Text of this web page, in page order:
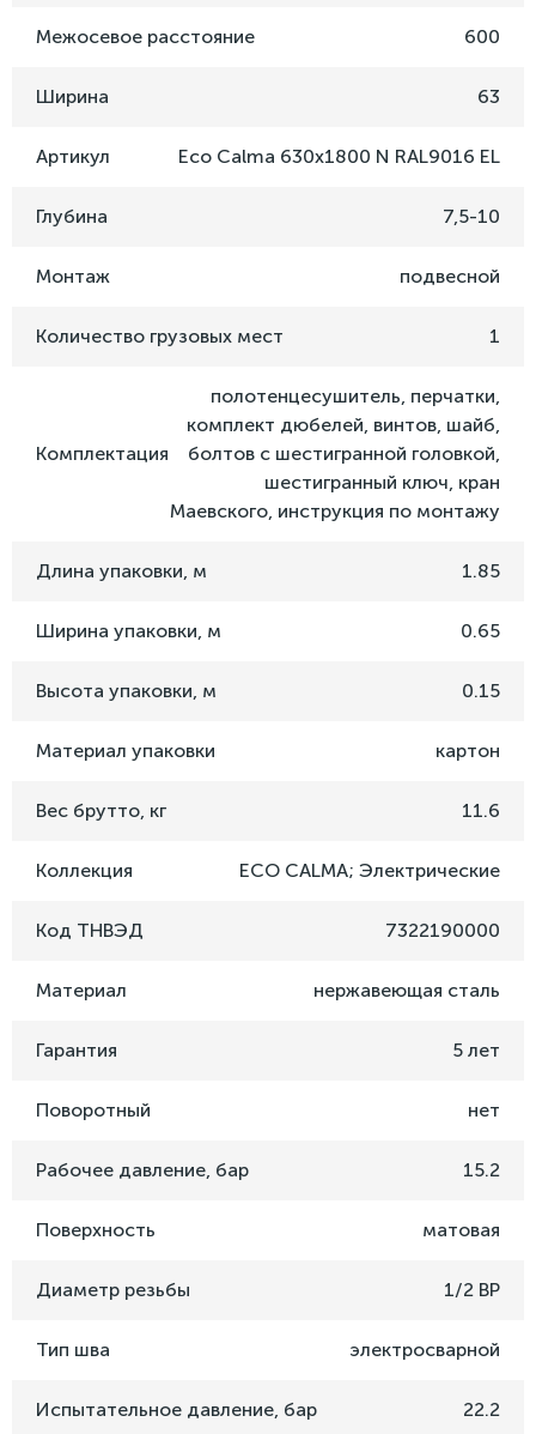
Межосевое расстояние 600
Ширина 63
Артикул Eco Calma 630x1800 N RAL9016 EL
Глубина 7,5-10
Монтаж подвесной
Количество грузовых мест 1
Комплектация
полотенцесушитель, перчатки,
комплект дюбелей, винтов, шайб,
болтов с шестигранной головкой,
шестигранный ключ, кран
Маевского, инструкция по монтажу
Длина упаковки, м 1.85
Ширина упаковки, м 0.65
Высота упаковки, м 0.15
Материал упаковки картон
Вес брутто, кг 11.6
Коллекция ECO CALMA; Электрические
Код ТНВЭД 7322190000
Материал нержавеющая сталь
Гарантия 5 лет
Поворотный нет
Рабочее давление, бар 15.2
Поверхность матовая
Диаметр резьбы 1/2 ВР
Тип шва электросварной
Испытательное давление, бар 22.2